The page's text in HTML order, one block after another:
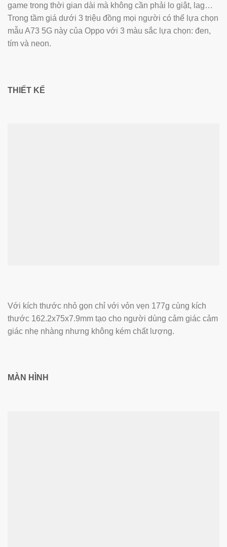
game trong thời gian dài mà không cần phải lo giật, lag…
Trong tầm giá dưới 3 triệu đồng mọi người có thể lựa chọn
mẫu A73 5G này của Oppo với 3 màu sắc lựa chọn: đen,
tím và neon.
THIẾT KẾ
Với kích thước nhỏ gọn chỉ với vỏn vẹn 177g cùng kích
thước 162.2x75x7.9mm tạo cho người dùng cảm giác cảm
giác nhẹ nhàng nhưng không kém chất lượng.
MÀN HÌNH